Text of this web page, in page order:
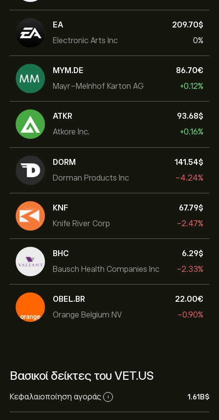
EA
Electronic Arts Inc
209.70‎$‎
0%
MYM.DE
Mayr-Melnhof Karton AG
86.70‎€‎
+0.12%
ATKR
Atkore Inc.
93.68‎$‎
+0.16%
DORM
Dorman Products Inc
141.54‎$‎
-4.24%
KNF
Knife River Corp
67.79‎$‎
-2.47%
BHC
Bausch Health Companies Inc
6.29‎$‎
-2.33%
OBEL.BR
Orange Belgium NV
22.00‎€‎
-0.90%
Βασικοί δείκτες του VET.US
Κεφαλαιοποίηση αγοράς i 1.61B‎$‎